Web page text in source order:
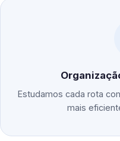
Estudamos cada rota
mais